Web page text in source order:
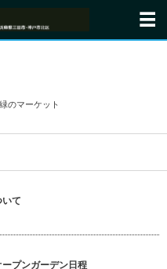
のマーケット
て
プンガーデン日程